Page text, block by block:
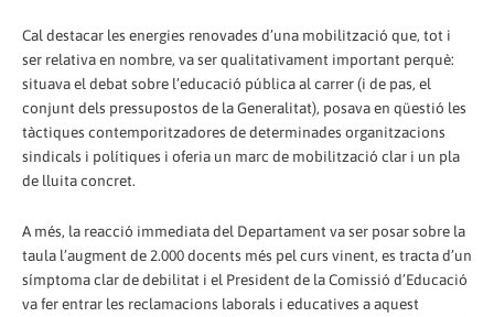
Cal destacar les energies renovades d’una mobilització que, tot i
ser relativa en nombre, va ser qualitativament important perquè:
situava el debat sobre l’educació pública al carrer (i de pas, el
conjunt dels pressupostos de la Generalitat), posava en qüestió les
tàctiques contemporitzadores de determinades organitzacions
sindicals i polítiques i oferia un marc de mobilització clar i un pla
de lluita concret.
A més, la reacció immediata del Departament va ser posar sobre la
taula l’augment de 2.000 docents més pel curs vinent, es tracta d’un
símptoma clar de debilitat i el President de la Comissió d’Educació
va fer entrar les reclamacions laborals i educatives a aquest